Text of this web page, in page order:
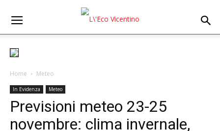
Home Meteo
In Evidenza Meteo
Previsioni meteo 23-25
novembre: clima invernale,